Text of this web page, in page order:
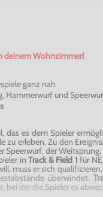
deinem Wohnzimmer!
ganz nah
Hammerwurf und
das es dem Spieler
zu erleben. Zu den
der
inTrack & Field 1 für
muss er sich
überwindet.
der die Spieler es